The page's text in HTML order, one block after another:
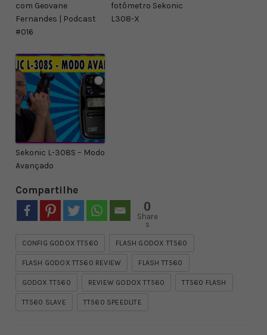
com Geovane
Fernandes | Podcast
#016
fotômetro Sekonic
L308-X
Sekonic L-308S – Modo
Avançado
Compartilhe
0
Share
s
CONFIG GODOX TT560 FLASH GODOX TT560
FLASH GODOX TT560 REVIEW FLASH TT560
GODOX TT560 REVIEW GODOX TT560 TT560 FLASH
TT560 SLAVE TT560 SPEEDLITE